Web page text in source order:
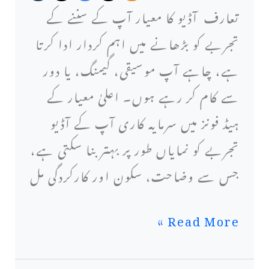
تعارف آڈیو کا معیار آپ کے سننے کے
تجربے کو بڑھانے میں اہم کردار ادا کرتا
ہے، چاہے آپ موسیقی، گیمنگ، یا دور
سے کام کر رہے ہوں۔ اعلیٰ معیار کے
ہیڈ فونز میں سرمایہ کاری آپ کے آڈیو
تجربے کو نمایاں طور پر بہتر بنا سکتی ہے،
جس سے وضاحت، سکون اور کارکردگی مل
لیے
6
اعلیٰ
معیار
کے
ہیڈ
فون:
گائیڈ
اور
Read More »